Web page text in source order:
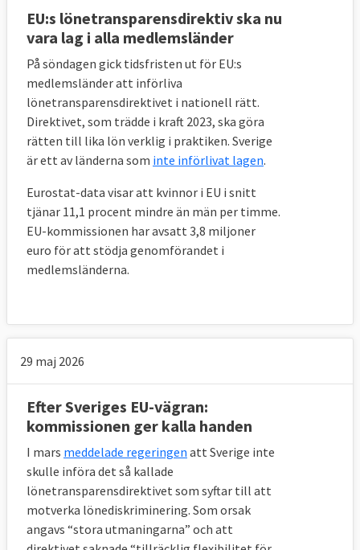
EU:s lönetransparensdirektiv ska nu
vara lag i alla medlemsländer
På söndagen gick tidsfristen ut för EU:s
medlemsländer att införliva
lönetransparensdirektivet i nationell rätt.
Direktivet, som trädde i kraft 2023, ska göra
rätten till lika lön verklig i praktiken. Sverige
är ett av länderna som inte införlivat lagen.
Eurostat-data visar att kvinnor i EU i snitt
tjänar 11,1 procent mindre än män per timme.
EU-kommissionen har avsatt 3,8 miljoner
euro för att stödja genomförandet i
medlemsländerna.
29 maj 2026
Efter Sveriges EU-vägran:
kommissionen ger kalla handen
I mars meddelade regeringen att Sverige inte
skulle införa det så kallade
lönetransparensdirektivet som syftar till att
motverka lönediskriminering. Som orsak
angavs “stora utmaningarna” och att